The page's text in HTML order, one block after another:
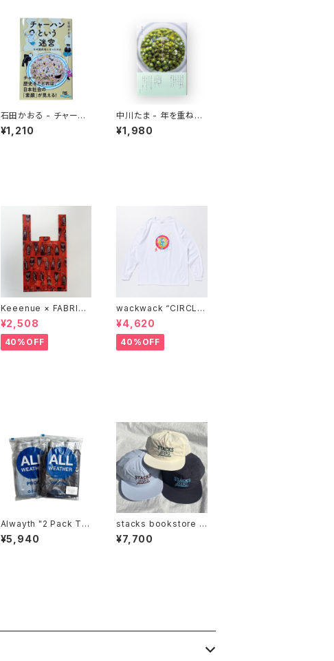
石田かおる - チャーハ
ンという迷宮 なぜ国民
食になったのか
¥1,210
中川たま - 年を重ねて
今を彩る 暦の手仕事
¥1,980
Keeenue × FABRICK
®︎ "COMPACT SHOP
PING BAG" stacks E
xclusive model
¥2,508
40%OFF
wackwack “CIRCLE
OF FRIENDS” L/S TE
E
¥4,620
40%OFF
Alwayth "2 Pack Tru
nks"
¥5,940
stacks bookstore -
NATIONAL Jimboch
o Nylon Cap
¥7,700